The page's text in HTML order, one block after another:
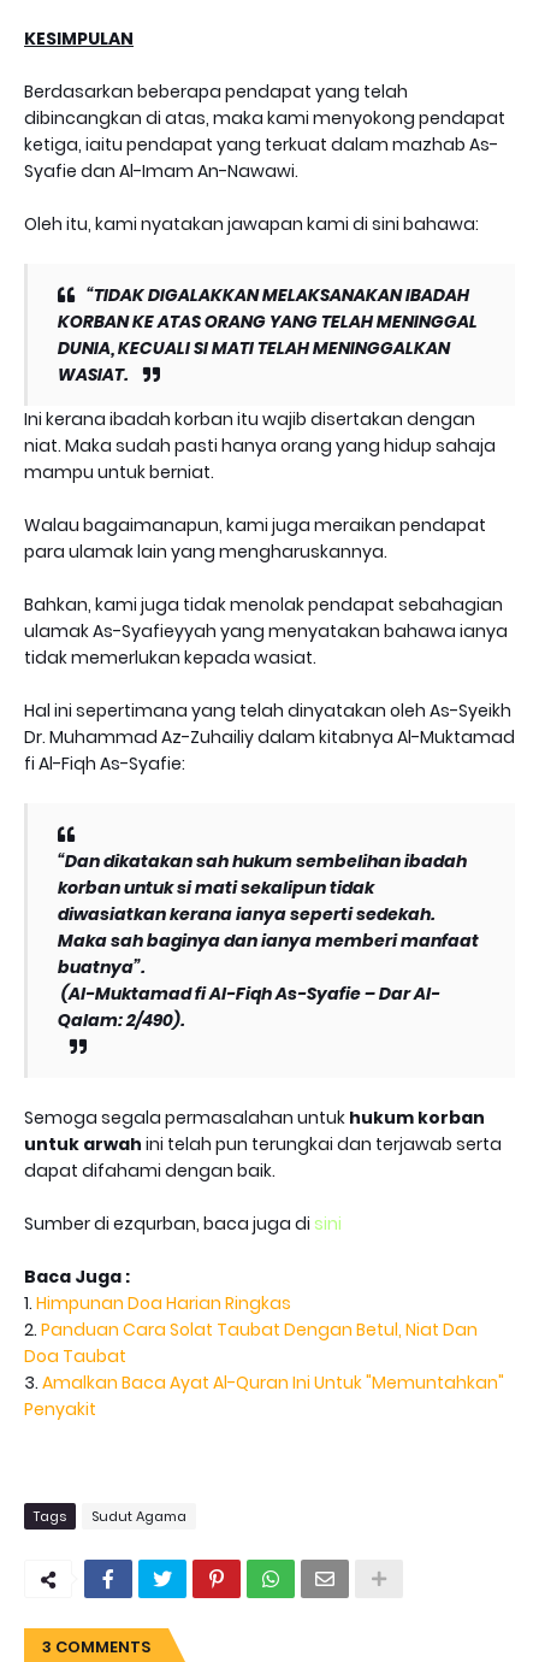
KESIMPULAN
Berdasarkan beberapa pendapat yang telah
dibincangkan di atas, maka kami menyokong pendapat
ketiga, iaitu pendapat yang terkuat dalam mazhab As-
Syafie dan Al-Imam An-Nawawi.
Oleh itu, kami nyatakan jawapan kami di sini bahawa:
“TIDAK DIGALAKKAN MELAKSANAKAN IBADAH
KORBAN KE ATAS ORANG YANG TELAH MENINGGAL
DUNIA, KECUALI SI MATI TELAH MENINGGALKAN
WASIAT.
Ini kerana ibadah korban itu wajib disertakan dengan
niat. Maka sudah pasti hanya orang yang hidup sahaja
mampu untuk berniat.
Walau bagaimanapun, kami juga meraikan pendapat
para ulamak lain yang mengharuskannya.
Bahkan, kami juga tidak menolak pendapat sebahagian
ulamak As-Syafieyyah yang menyatakan bahawa ianya
tidak memerlukan kepada wasiat.
Hal ini sepertimana yang telah dinyatakan oleh As-Syeikh
Dr. Muhammad Az-Zuhailiy dalam kitabnya Al-Muktamad
fi Al-Fiqh As-Syafie:
“Dan dikatakan sah hukum sembelihan ibadah
korban untuk si mati sekalipun tidak
diwasiatkan kerana ianya seperti sedekah.
Maka sah baginya dan ianya memberi manfaat
buatnya”.
(Al-Muktamad fi Al-Fiqh As-Syafie – Dar Al-
Qalam: 2/490).
Semoga segala permasalahan untuk hukum korban
untuk arwah ini telah pun terungkai dan terjawab serta
dapat difahami dengan baik.
Sumber di ezqurban, baca juga di sini
Baca Juga :
1. Himpunan Doa Harian Ringkas
2. Panduan Cara Solat Taubat Dengan Betul, Niat Dan
Doa Taubat
3. Amalkan Baca Ayat Al-Quran Ini Untuk "Memuntahkan"
Penyakit
Tags Sudut Agama
3 COMMENTS